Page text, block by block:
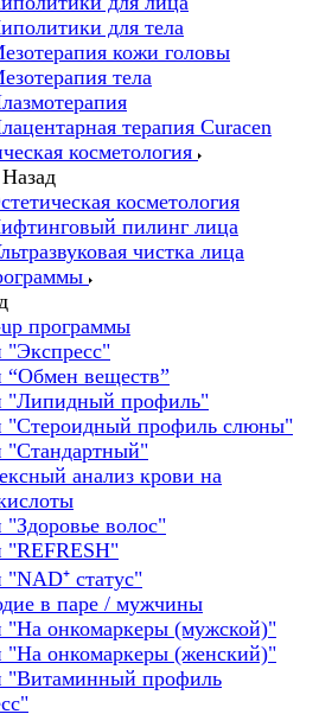
для тела
кожи головы
тела
терапия Curacen
косметология
Назад
косметология
пилинг лица
чистка лица
программы
"Экспресс"
“Обмен веществ”
"Липидный профиль"
"Стероидный профиль слюны"
"Стандартный"
анализ крови на
"Здоровье волос"
"REFRESH"
"NAD⁺ статус"
в паре / мужчины
"На онкомаркеры (мужской)"
"На онкомаркеры (женский)"
"Витаминный профиль